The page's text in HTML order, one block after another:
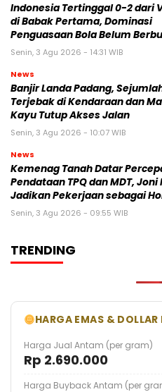
Indonesia Tertinggal 0-2 dari
di Babak Pertama, Dominasi
Penguasaan Bola Belum
Senin, 3 Agu 2026 - 14:31 WIB
News
Banjir Landa Padang,
Terjebak di Kendaraan dan
Kayu Tutup Akses Jalan
Senin, 3 Agu 2026 - 10:07 WIB
News
Kemenag Tanah Datar
Pendataan TPQ dan MDT, Joni
Jadikan Pekerjaan sebagai
Senin, 3 Agu 2026 - 09:55 WIB
TRENDING
HARGA EMAS & DOLLAR
Harga Jual Antam (per gram)
Rp 2.690.000
Harga Buyback Antam (per